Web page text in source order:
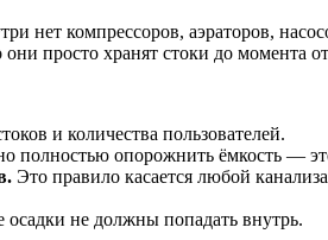
нет компрессоров, аэраторов,
просто хранят стоки до момента
и количества пользователей.
полностью опорожнить ёмкость —
Это правило касается любой
не должны попадать внутрь.